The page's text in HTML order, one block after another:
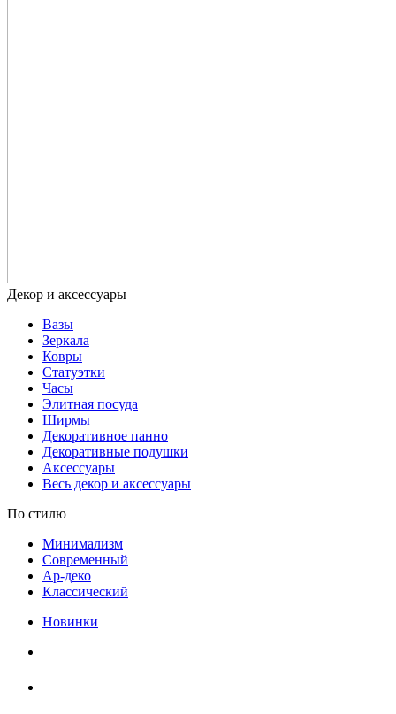
Вазы
Зеркала
Ковры
Статуэтки
Часы
Элитная посуда
Ширмы
Декоративное панно
Декоративные подушки
Аксессуары